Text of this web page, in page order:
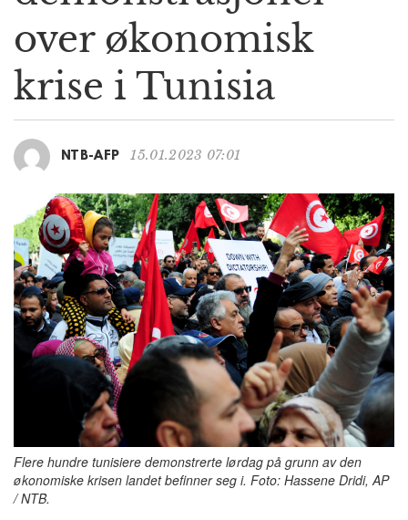
g
a
t
o
over økonomisk
krise i Tunisia
NTB-AFP 15.01.2023 07:01
Flere hundre tunisiere demonstrerte lørdag på grunn av den
økonomiske krisen landet befinner seg i. Foto: Hassene Dridi, AP
/ NTB.